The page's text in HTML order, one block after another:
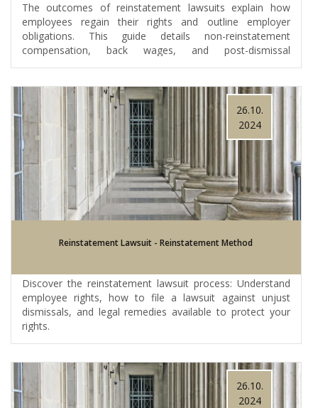
The outcomes of reinstatement lawsuits explain how
employees regain their rights and outline employer
obligations. This guide details non-reinstatement
compensation, back wages, and post-dismissal
procedures.
26.10.
2024
Reinstatement Lawsuit - Reinstatement Method
Discover the reinstatement lawsuit process: Understand
employee rights, how to file a lawsuit against unjust
dismissals, and legal remedies available to protect your
rights.
26.10.
2024